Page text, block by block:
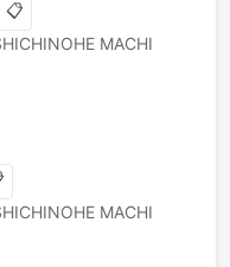
📋
MACHI
MACHI